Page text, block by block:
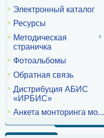
Электронный каталог
Ресурсы
Методическая
страничка
Фотоальбомы
Обратная связь
Дистрибуция АБИС
«ИРБИС»
Анкета монторинга мо...